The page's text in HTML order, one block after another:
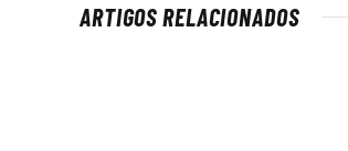
ARTIGOS RELACIONADOS